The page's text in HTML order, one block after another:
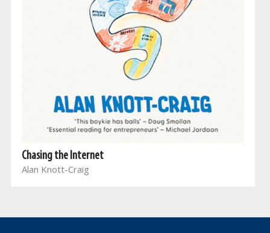
Chasing the Internet
Alan Knott-Craig